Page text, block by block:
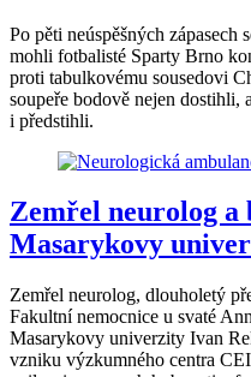
Po pěti neúspěšných zápasech
mohli fotbalisté Sparty Brno
proti tabulkovému sousedovi
soupeře bodově nejen dostihli,
i předstihli.
Zemřel neurolog
Masarykovy
Zemřel neurolog, dlouholetý
Fakultní nemocnice u svaté
Masarykovy univerzity Ivan
vzniku výzkumného centra